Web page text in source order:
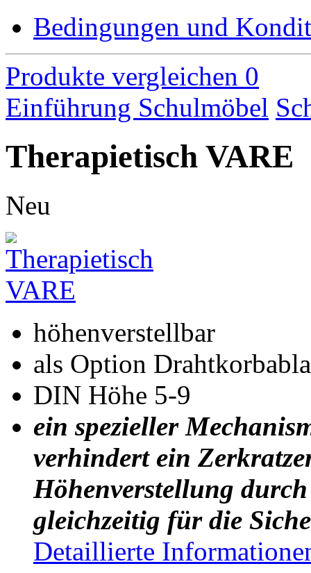
Bedingungen und
Produkte vergleichen 0
Einführung Schulmöbel
Therapietisch VARE
Neu
höhenverstellbar
als Option
DIN Höhe 5-9
ein spezieller
verhindert ein
Höhenverstellung
gleichzeitig für die
Detaillierte